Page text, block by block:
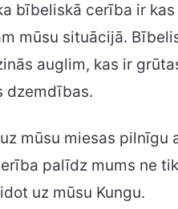
bībeliskā cerība ir
mūsu situācijā.
auglim, kas ir
dzemdības.
mūsu miesas pilnīgu
palīdz mums ne
uz mūsu Kungu.